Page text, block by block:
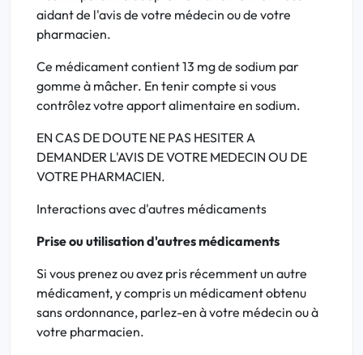
aidant de l'avis de votre médecin ou de votre
pharmacien.
Ce médicament contient 13 mg de sodium par
gomme à mâcher. En tenir compte si vous
contrôlez votre apport alimentaire en sodium.
EN CAS DE DOUTE NE PAS HESITER A
DEMANDER L'AVIS DE VOTRE MEDECIN OU DE
VOTRE PHARMACIEN.
Interactions avec d'autres médicaments
Prise ou utilisation d'autres médicaments
Si vous prenez ou avez pris récemment un autre
médicament, y compris un médicament obtenu
sans ordonnance, parlez-en à votre médecin ou à
votre pharmacien.